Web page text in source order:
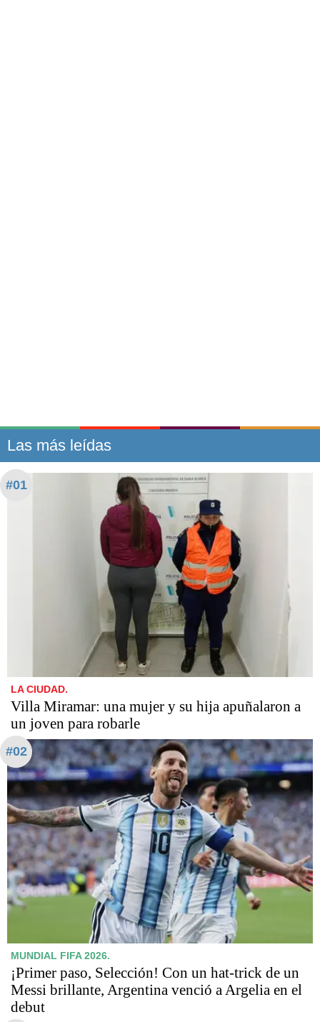
Las más leídas
#01
LA CIUDAD.
Villa Miramar: una mujer y su hija apuñalaron a
un joven para robarle
#02
MUNDIAL FIFA 2026.
¡Primer paso, Selección! Con un hat-trick de un
Messi brillante, Argentina venció a Argelia en el
debut